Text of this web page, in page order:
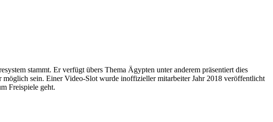
stammt. Er verfügt übers Thema Ägypten unter anderem präsentiert dies
möglich sein. Einer Video-Slot wurde inoffizieller mitarbeiter Jahr 2018 veröffentlicht
Freispiele geht.